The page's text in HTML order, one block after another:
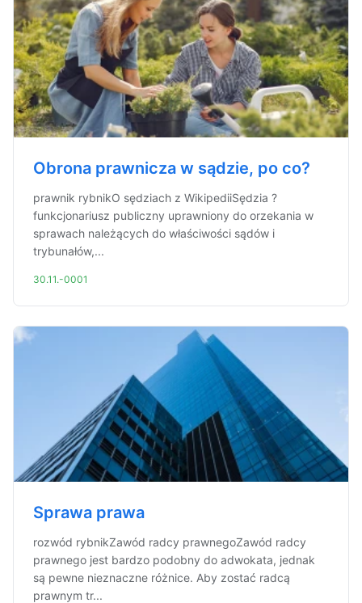
Obrona prawnicza w sądzie, po co?
prawnik rybnikO sędziach z WikipediiSędzia ?
funkcjonariusz publiczny uprawniony do orzekania w
sprawach należących do właściwości sądów i
trybunałów,...
30.11.-0001
Sprawa prawa
rozwód rybnikZawód radcy prawnegoZawód radcy
prawnego jest bardzo podobny do adwokata, jednak
są pewne nieznaczne różnice. Aby zostać radcą
prawnym tr...